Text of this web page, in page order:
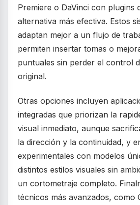
Premiere o DaVinci con plugins
alternativa más efectiva. Estos
adaptan mejor a un flujo de
permiten insertar tomas o
puntuales sin perder el control
original.
Otras opciones incluyen
integradas que priorizan la
visual inmediato, aunque
la dirección y la continuidad, y
experimentales con modelos
distintos estilos visuales sin
un cortometraje completo.
técnicos más avanzados, como